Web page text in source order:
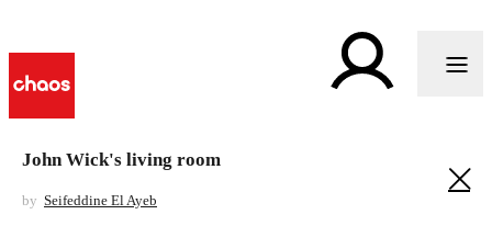
John Wick's living room
by Seifeddine El Ayeb